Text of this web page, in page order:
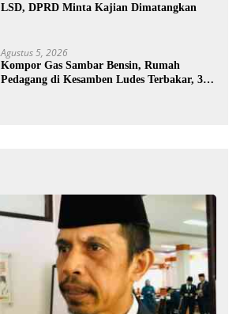
LSD, DPRD Minta Kajian Dimatangkan
Agustus 5, 2026
Kompor Gas Sambar Bensin, Rumah
Pedagang di Kesamben Ludes Terbakar, 3